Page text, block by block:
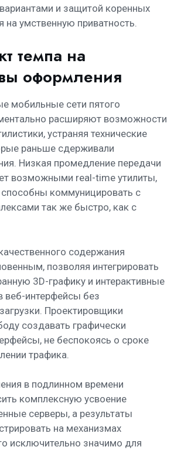
и защитой коренных
на умственную приватность.
темпа на
оформления
мобильные сети пятого
расширяют возможности
устраняя технические
раньше сдерживали
Низкая промедление передачи
возможными real-time утилиты,
способны коммуницировать с
так же быстро, как с
содержания
позволяя интегрировать
3D-графику и интерактивные
веб-интерфейсы без
Проектировщики
создавать графически
не беспокоясь о сроке
трафика.
в подлинном времени
комплексную усвоение
серверы, а результаты
на механизмах
исключительно значимо для